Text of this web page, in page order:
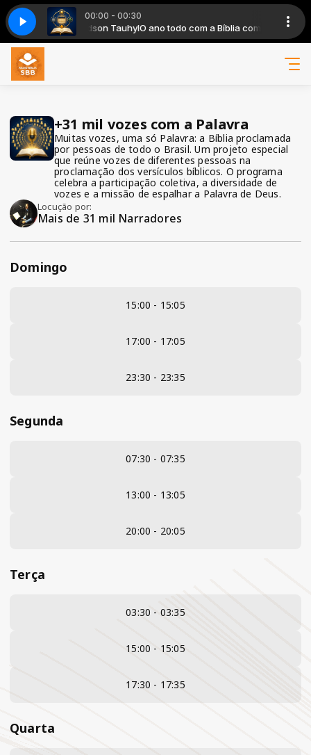
00:00 - 00:30
com a Bíblia com Edson TauhylO ano todo com a Bíblia com Edson
O ANO TODO COM A BIBLIA PROGRAMA O ANO TODO COM A BIBLIA
com Mais de 31 mil Narradores+31 mil vozes com a Palavra com
+31 mil vozes com a Palavra
Muitas vozes, uma só Palavra: a Bíblia proclamada
por pessoas de todo o Brasil. Um projeto especial
que reúne vozes de diferentes pessoas na
proclamação dos versículos bíblicos. O programa
celebra a participação coletiva, a diversidade de
vozes e a missão de espalhar a Palavra de Deus.
Locução por:
Mais de 31 mil Narradores
Domingo
15:00 - 15:05
17:00 - 17:05
23:30 - 23:35
Segunda
07:30 - 07:35
13:00 - 13:05
20:00 - 20:05
Terça
03:30 - 03:35
15:00 - 15:05
17:30 - 17:35
Quarta